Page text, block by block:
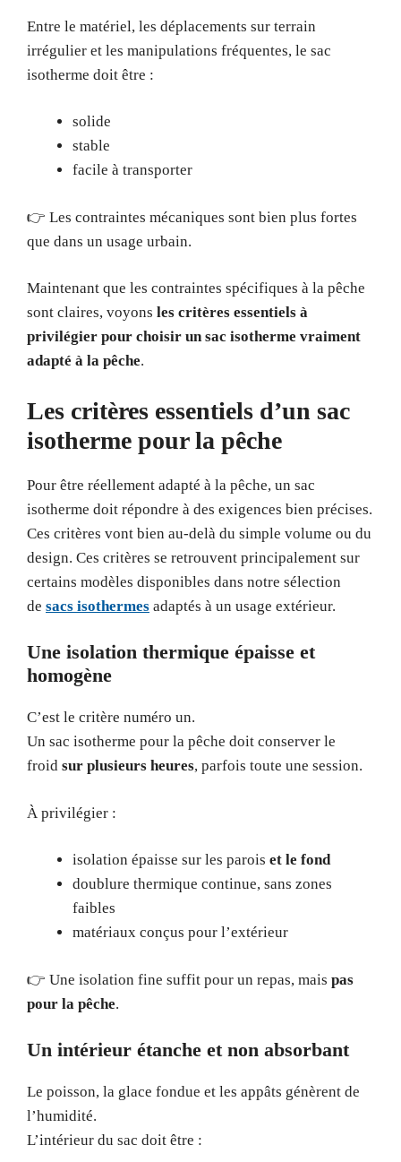
Entre le matériel, les déplacements sur terrain
irrégulier et les manipulations fréquentes, le sac
isotherme doit être :
solide
stable
facile à transporter
👉 Les contraintes mécaniques sont bien plus fortes
que dans un usage urbain.
Maintenant que les contraintes spécifiques à la pêche
sont claires, voyons les critères essentiels à
privilégier pour choisir un sac isotherme vraiment
adapté à la pêche.
Les critères essentiels d’un sac
isotherme pour la pêche
Pour être réellement adapté à la pêche, un sac
isotherme doit répondre à des exigences bien précises.
Ces critères vont bien au-delà du simple volume ou du
design. Ces critères se retrouvent principalement sur
certains modèles disponibles dans notre sélection
de sacs isothermes adaptés à un usage extérieur.
Une isolation thermique épaisse et
homogène
C’est le critère numéro un.
Un sac isotherme pour la pêche doit conserver le
froid sur plusieurs heures, parfois toute une session.
À privilégier :
isolation épaisse sur les parois et le fond
doublure thermique continue, sans zones
faibles
matériaux conçus pour l’extérieur
👉 Une isolation fine suffit pour un repas, mais pas
pour la pêche.
Un intérieur étanche et non absorbant
Le poisson, la glace fondue et les appâts génèrent de
l’humidité.
L’intérieur du sac doit être :